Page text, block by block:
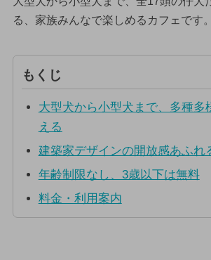
る、家族みんなで楽しめるカフェです。
もくじ
大型犬から小型犬まで、多種多
える
建築家デザインの開放感あふれ
年齢制限なし、3歳以下は無料
料金・利用案内